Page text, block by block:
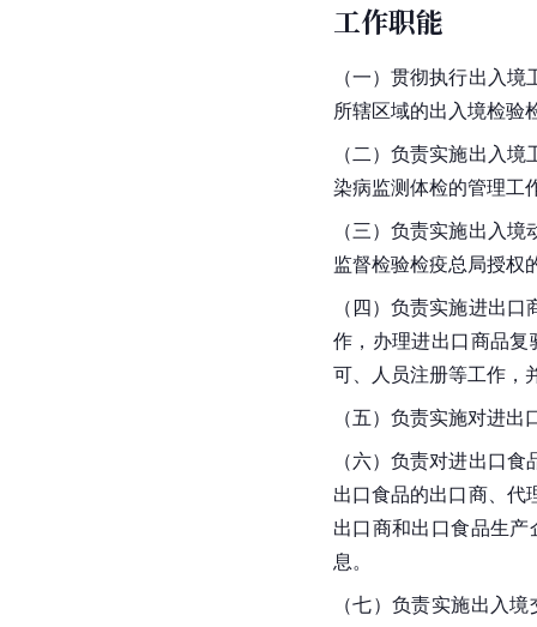
工作职能
（一）贯彻执行出入境
所辖区域的出入境检验
（二）负责实施出入
染病监测体检的管理工
（三）负责实施出入
监督检验检疫总局授权
（四）负责实施进出
作，办理进出口商品
可、人员注册等工作，
（五）负责实施对进
（六）负责对进出口
出口食品的出口商、代
出口商和出口食品生
息。
（七）负责实施出入境